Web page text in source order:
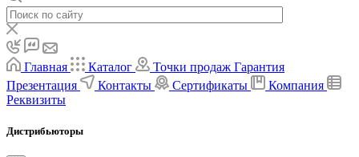
Главная Каталог Точки продаж Гарантия
Презентация
Контакты Сертификаты
Компания
Реквизиты
Дистрибьюторы